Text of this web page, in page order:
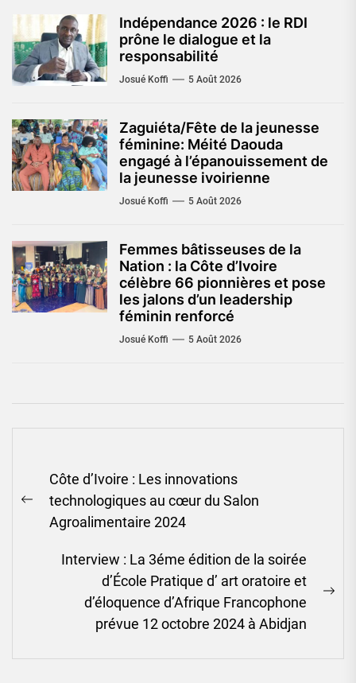
Indépendance 2026 : le RDI
prône le dialogue et la
responsabilité
Josué Koffi 5 Août 2026
Zaguiéta/Fête de la jeunesse
féminine: Méité Daouda
engagé à l’épanouissement de
la jeunesse ivoirienne
Josué Koffi 5 Août 2026
Femmes bâtisseuses de la
Nation : la Côte d’Ivoire
célèbre 66 pionnières et pose
les jalons d’un leadership
féminin renforcé
Josué Koffi 5 Août 2026
de
l’article
Previous
post:
Côte d’Ivoire : Les innovations
technologiques au cœur du Salon
Agroalimentaire 2024
Interview : La 3éme édition de la soirée
d’École Pratique d’ art oratoire et
d’éloquence d’Afrique Francophone
prévue 12 octobre 2024 à Abidjan